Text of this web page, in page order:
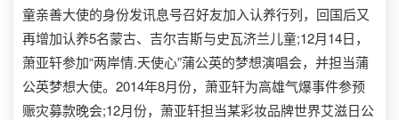
童亲善大使的身份发讯息号召好友加入认养行列，回国后又
再增加认养5名蒙古、吉尔吉斯与史瓦济兰儿童;12月14日，
萧亚轩参加“两岸情.天使心”蒲公英的梦想演唱会，并担当蒲
公英梦想大使。2014年8月份，萧亚轩为高雄气爆事件参预
赈灾募款晚会;12月份，萧亚轩担当某彩妆品牌世界艾滋日公